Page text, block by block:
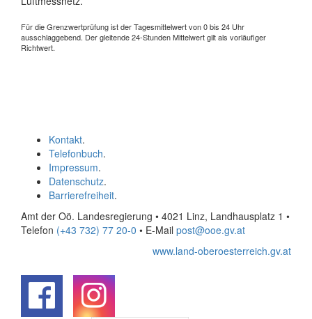
Für die Grenzwertprüfung ist der Tagesmittelwert von 0 bis 24 Uhr
ausschlaggebend. Der gleitende 24-Stunden Mittelwert gilt als vorläufiger
Richtwert.
Kontakt.
Telefonbuch.
Impressum.
Datenschutz.
Barrierefreiheit.
Amt der Oö. Landesregierung • 4021 Linz, Landhausplatz 1 •
Telefon (+43 732) 77 20-0 • E-Mail post@ooe.gv.at
www.land-oberoesterreich.gv.at